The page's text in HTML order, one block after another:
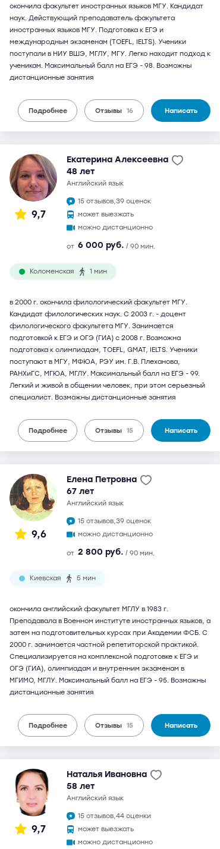
окончила факультет иностранных языков МГУ. Кандидат
наук. Действующий преподаватель факультета
иностранных языков МГУ. Подготовка к ЕГЭ и
международным экзаменам (TOEFL, IELTS). Ученики
поступали в НИУ ВШЭ, МГЛУ, МГУ. Легко находит подход к
ученикам. Максимальный балл на ЕГЭ - 98. Возможны
дистанционные занятия
Подробнее Отзывы 16 Написать
9,7
Екатерина Алексеевна
48 лет
английский язык
15 отзывов,39 оценок
может выезжать
можно дистанционно
от 6 000 руб. / 90 мин.
Коломенская 1 мин
в 2000 г. окончила филологический факультет МГУ.
Кандидат филологических наук. С 2003 г. - доцент
филологического факультета МГУ. Занимается
подготовкой к ЕГЭ и ОГЭ (ГИА) с 2008 г. Возможна
подготовка к олимпиадам, TOEFL, GMAT, IELTS. Ученики
поступают в МГУ, МФЮА, РЭУ им. Г.В. Плеханова,
РАНХиГС, МГЮА, МГЛУ. Максимальный балл на ЕГЭ - 99.
Легкий и живой в общении человек, при этом серьезный
специалист. Возможны дистанционные занятия
Подробнее Отзывы 15 Написать
9,6
Елена Петровна
67 лет
английский язык
15 отзывов,39 оценок
можно дистанционно
от 2 800 руб. / 90 мин.
Киевская 5 мин
окончила английский факультет МГЛУ в 1983 г.
Преподавала в Военном институте иностранных языков, а
затем на подготовительных курсах при Академии ФСБ. С
2000 г. занимается частной репетиторской практикой.
Специализируется на комплексной подготовке к ЕГЭ и
ОГЭ (ГИА), олимпиадам и внутренним экзаменам в
МГИМО, МГЛУ. Максимальный балл на ЕГЭ - 95. Возможны
дистанционные занятия
Подробнее Отзывы 15 Написать
9,7
Наталья Ивановна
58 лет
английский язык
15 отзывов,44 оценки
может выезжать
можно дистанционно